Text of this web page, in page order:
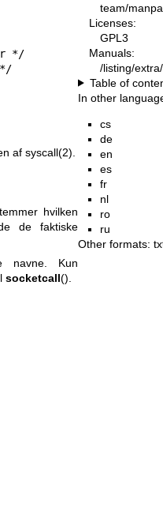
-konstanter */
*/
af syscall(2)
hvilken
de faktiske
navne. Kun
socketcall().
team/
Licenses:
GPL3
Manuals:
/listing/
Table of
In other
cs
de
en
es
fr
nl
ro
ru
Other formats: